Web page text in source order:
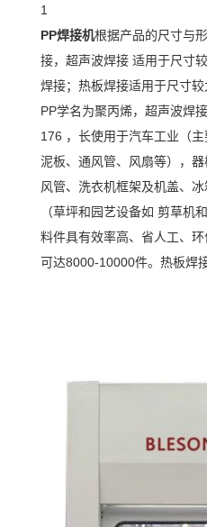
1
PP焊接机根据产品的尺寸与
接，超声波焊接 适用于尺寸
焊接；热板焊接适用于尺寸较
PP学名为聚丙烯，超声波焊
176 ，长使用于汽车工业（
泥板、通风管、风扇等），
风管、洗衣机框架及机盖、
（草坪和园艺设备如 剪草机
料件具有效率高、省人工、
可达8000-10000件。热板焊